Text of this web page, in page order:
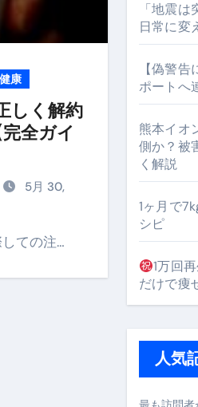
アーモンド #ダイエット #筋
ちらを選びますか？ #shorts
ンと男性ホルモン
そのすべての起点となるのが
グPC・高性能BTOを最安で手
で英語脳を作る完全ガイド
康
しく解約
全ガイ
5月 30,
しての注…
「地震
日常に変
【偽警
ポートへ
熊本イオ
側か？被
く解説
1ヶ月で
シピ
1万回
だけで痩
人気